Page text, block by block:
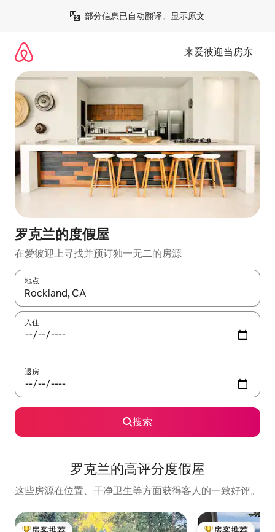
部分信息已自动翻译。 显示原文
来爱彼迎当房东
罗克兰的度假屋
在爱彼迎上寻找并预订独一无二的房源
地点
如有搜索结果，请使用上下方向键查看，或通过点击或滑动手势
入住
退房
搜索
罗克兰的高评分度假屋
这些房源在位置、干净卫生等方面获得客人的一致好评。